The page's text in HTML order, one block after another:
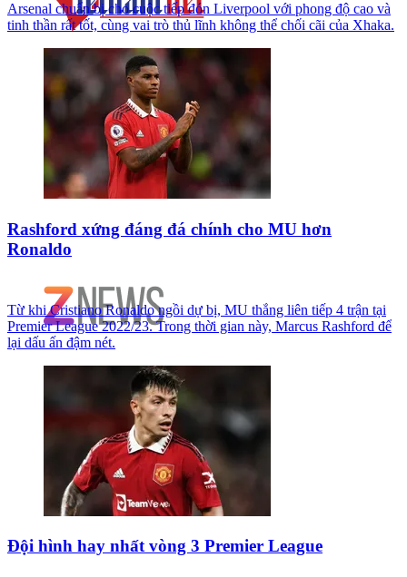
Arsenal chuẩn bị cho cuộc tiếp đón Liverpool với phong độ cao và
tinh thần rất tốt, cùng vai trò thủ lĩnh không thể chối cãi của Xhaka.
Rashford xứng đáng đá chính cho MU hơn
Ronaldo
Từ khi Cristiano Ronaldo ngồi dự bị, MU thắng liên tiếp 4 trận tại
Premier League 2022/23. Trong thời gian này, Marcus Rashford để
lại dấu ấn đậm nét.
Đội hình hay nhất vòng 3 Premier League